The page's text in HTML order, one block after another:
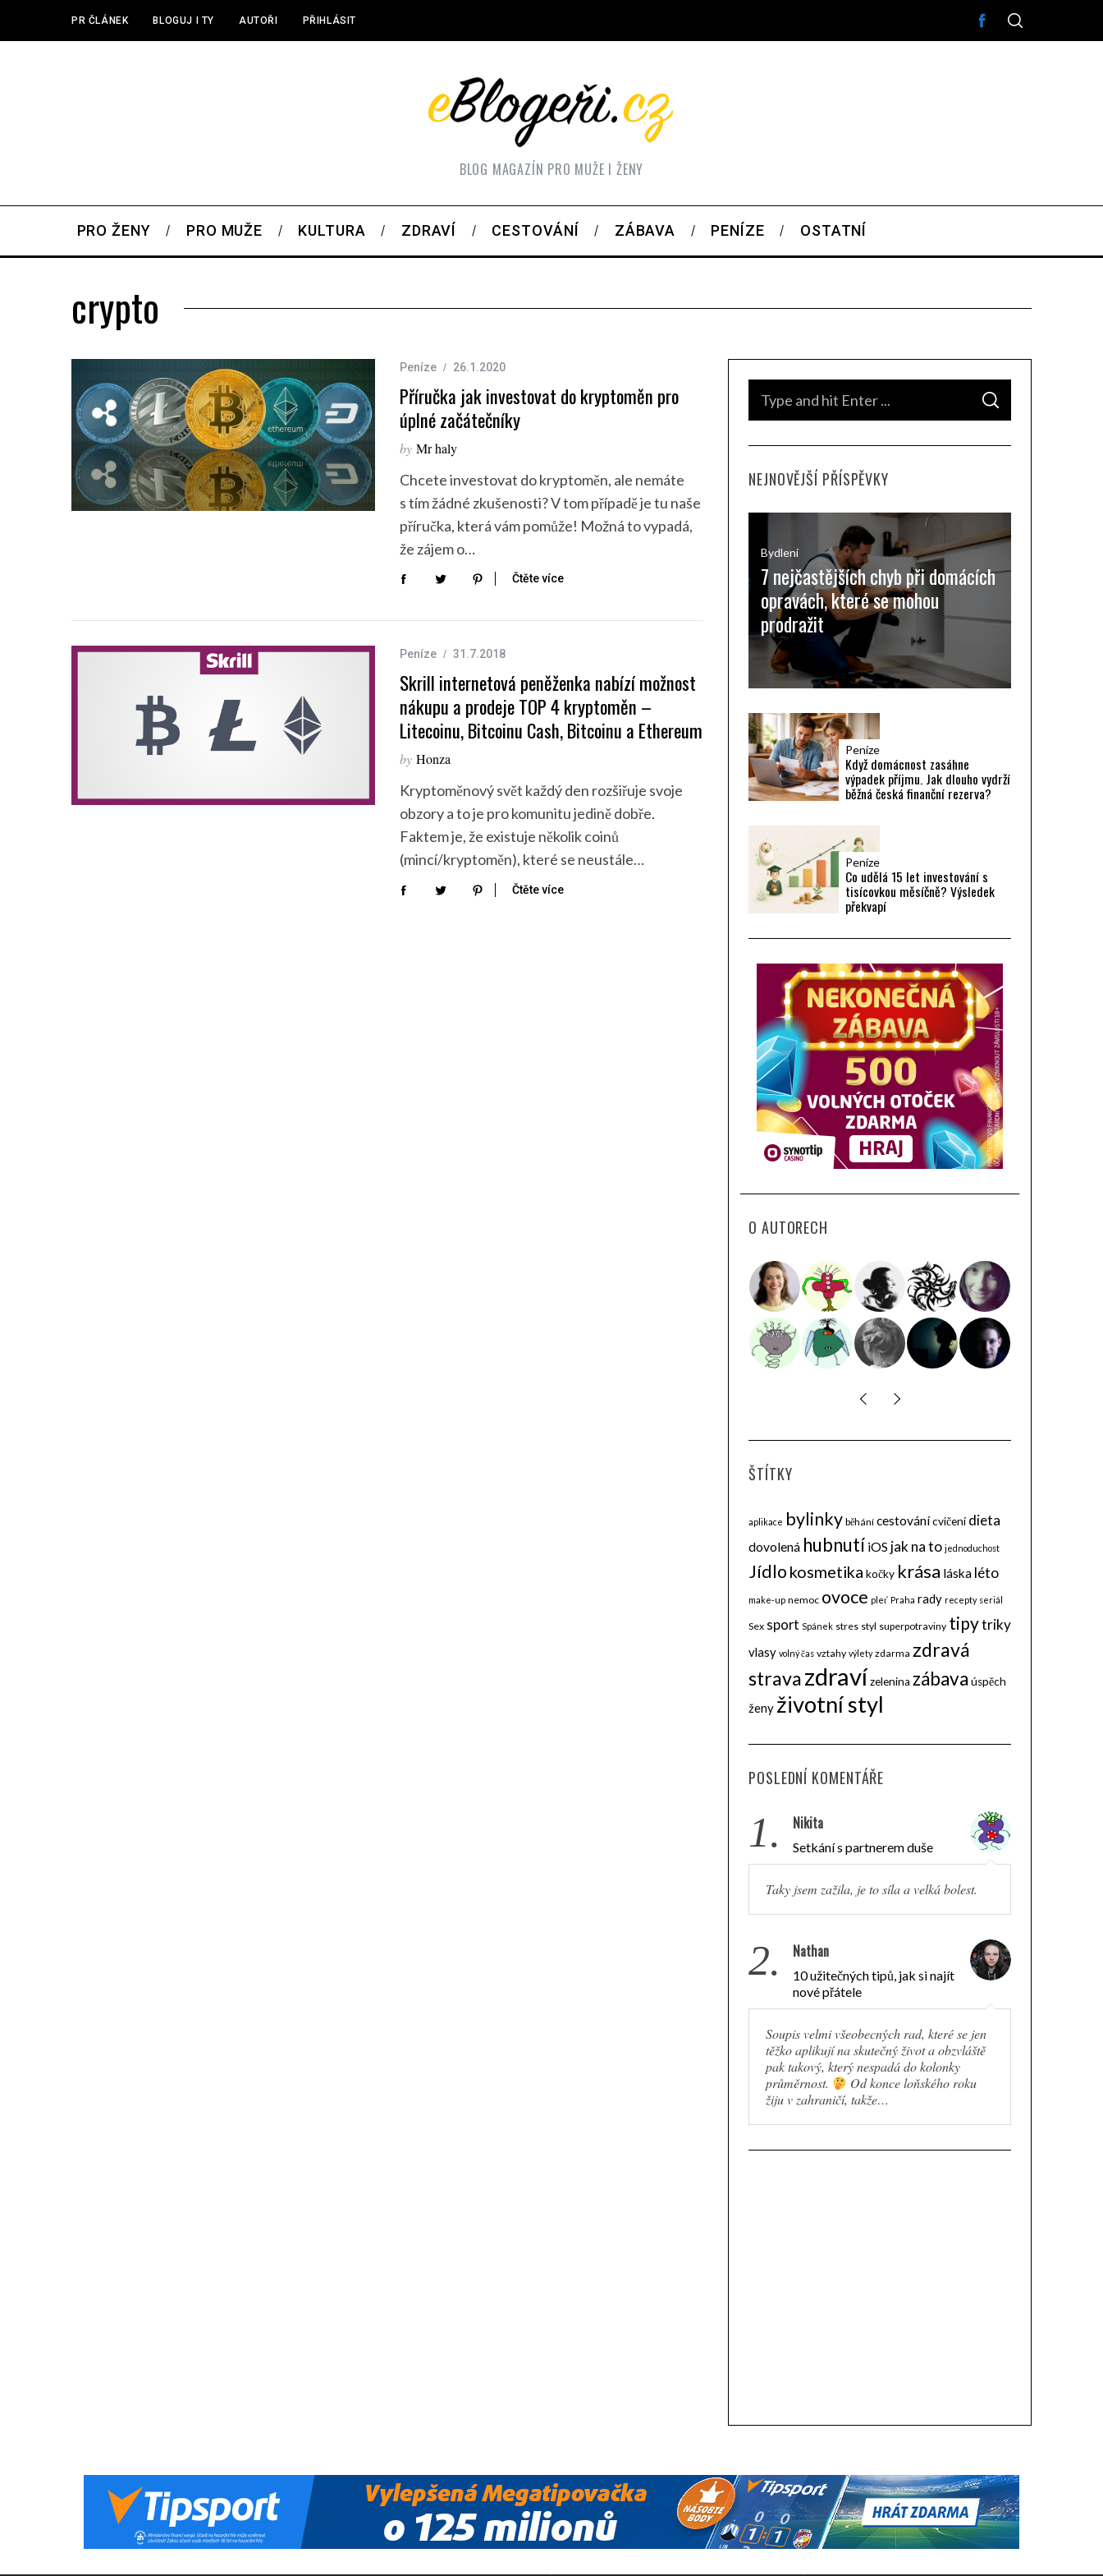
PR ČLÁNEK BLOGUJ I TY AUTOŘI PŘIHLÁSIT
BLOG MAGAZÍN PRO MUŽE I ŽENY
PRO ŽENY PRO MUŽE KULTURA ZDRAVÍ CESTOVÁNÍ ZÁBAVA PENÍZE OSTATNÍ
crypto
Peníze 26.1.2020
Příručka jak investovat do kryptoměn pro
úplné začátečníky
by Mr haly
Chcete investovat do kryptoměn, ale nemáte
s tím žádné zkušenosti? V tom případě je tu naše
příručka, která vám pomůže! Možná to vypadá,
že zájem o…
Čtěte více
Peníze 31.7.2018
Skrill internetová peněženka nabízí možnost
nákupu a prodeje TOP 4 kryptoměn –
Litecoinu, Bitcoinu Cash, Bitcoinu a Ethereum
by Honza
Kryptoměnový svět každý den rozšiřuje svoje
obzory a to je pro komunitu jedině dobře.
Faktem je, že existuje několik coinů
(mincí/kryptoměn), které se neustále…
Čtěte více
c
S
A
C
NEJNOVĚJŠÍ PŘÍSPĚVKY
Bydlení
7 nejčastějších chyb při domácích
opravách, které se mohou
prodražit
Peníze
Když domácnost zasáhne
výpadek příjmu. Jak dlouho vydrží
běžná česká finanční rezerva?
Peníze
Co udělá 15 let investování s
tisícovkou měsíčně? Výsledek
překvapí
O AUTORECH
ŠTÍTKY
aplikace bylinky běhání cestovánícvičení dieta
dovolená hubnutí iOS jak na to jednoduchost
Jídlo kosmetika kočky krása láska léto
make-up nemoc ovoce pleť Praha rady recepty seriál
Sex sport Spánek stres styl superpotraviny tipytriky
vlasy volný čas vztahy výlety zdarma zdravá
stravazdravízelenina zábava úspěch
ženy životní styl
POSLEDNÍ KOMENTÁŘE
1. Nikita
Setkání s partnerem duše
Taky jsem zažila, je to síla a velká bolest.
2. Nathan
10 užitečných tipů, jak si najít
nové přátele
Soupis velmi všeobecných rad, které se jen
těžko aplikují na skutečný život a obzvláště
pak takový, který nespadá do kolonky
průměrnost.
Od konce loňského roku
žiju v zahraničí, takže…